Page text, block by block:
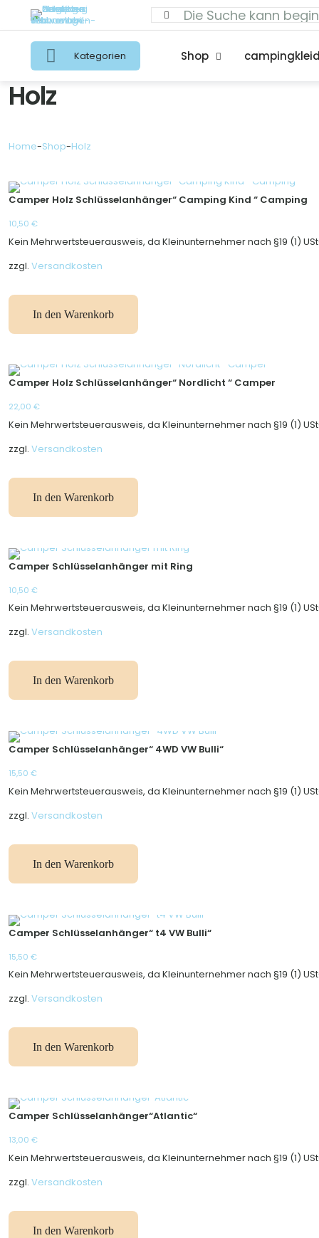
Kategorien Shop
Holz
Home-Shop-Holz
Camper Holz Schlüsselanhänger“ Camping Kind “ Camping
10,50 €
Kein Mehrwertsteuerausweis, da Kleinunternehmer nach §19 (1)
zzgl. Versandkosten
In den Warenkorb
Camper Holz Schlüsselanhänger“ Nordlicht “ Camper
22,00 €
Kein Mehrwertsteuerausweis, da Kleinunternehmer nach §19 (1)
zzgl. Versandkosten
In den Warenkorb
Camper Schlüsselanhänger mit Ring
10,50 €
Kein Mehrwertsteuerausweis, da Kleinunternehmer nach §19 (1)
zzgl. Versandkosten
In den Warenkorb
Camper Schlüsselanhänger“ 4WD VW Bulli“
15,50 €
Kein Mehrwertsteuerausweis, da Kleinunternehmer nach §19 (1)
zzgl. Versandkosten
In den Warenkorb
Camper Schlüsselanhänger“ t4 VW Bulli“
15,50 €
Kein Mehrwertsteuerausweis, da Kleinunternehmer nach §19 (1)
zzgl. Versandkosten
In den Warenkorb
Camper Schlüsselanhänger“Atlantic“
13,00 €
Kein Mehrwertsteuerausweis, da Kleinunternehmer nach §19 (1)
zzgl. Versandkosten
In den Warenkorb